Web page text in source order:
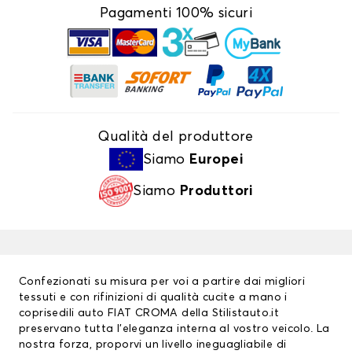
Pagamenti 100% sicuri
Qualità del produttore
Siamo Europei
Siamo Produttori
Confezionati su misura per voi a partire dai migliori
tessuti e con rifinizioni di qualità cucite a mano i
coprisedili auto FIAT CROMA della Stilistauto.it
preservano tutta l’eleganza interna al vostro veicolo. La
nostra forza, proporvi un livello ineguagliabile di